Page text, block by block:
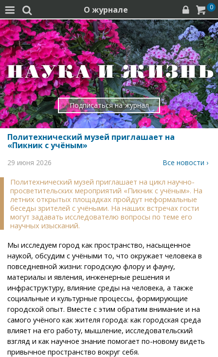
  О журнале   0
Подписаться на журнал
Политехнический музей приглашает на
«Пикник с учёным»
29 июня 2026 Все новости ›
Политехнический музей приглашает на цикл научно-
просветительских мероприятий «Пикник с учёным». На
летних открытых площадках пройдут неформальные
беседы зрителей с учёными. На наших встречах гости
могут задавать исследователю вопросы по теме его
научных изысканий.
Мы исследуем город как пространство, насыщенное
наукой, обсудим с учёными то, что окружает человека в
повседневной жизни: городскую флору и фауну,
материалы и явления, инженерные решения и
инфраструктуру, влияние среды на человека, а также
социальные и культурные процессы, формирующие
городской опыт. Вместе с этим обратим внимание и на
самого учёного как жителя города: как городская среда
влияет на его работу, мышление, исследовательский
взгляд и как научное знание помогает по-новому видеть
привычное пространство вокруг себя.